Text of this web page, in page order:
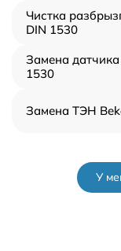
Чистка
DIN 1530
Замена
1530
Замена ТЭН
У